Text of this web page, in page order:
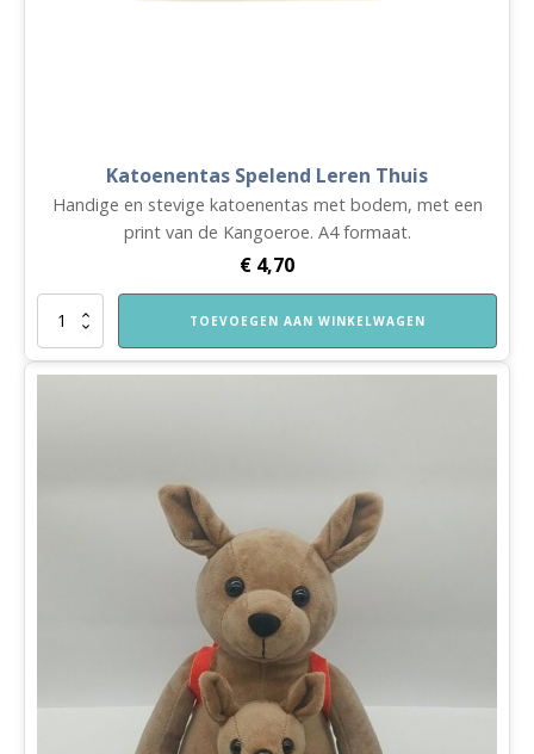
Katoenentas Spelend Leren Thuis
Handige en stevige katoenentas met bodem, met een
print van de Kangoeroe. A4 formaat.
€ 4,70
Katoenentas
Leren
TOEVOEGEN AAN WINKELWAGEN